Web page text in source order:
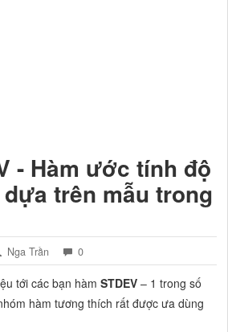
- Hàm ước tính độ
trên mẫu trong
Nga Trần 0
tới các bạn hàmSTDEV – 1 trong số
hàm tương thích rất được ưa dùng